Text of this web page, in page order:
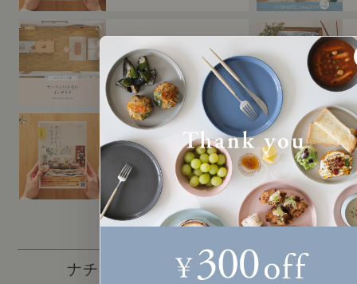
センスのいらないイン
テリア｜ベーススタイ
リング編
センスのいらないイン
テリア｜動画
ナチュラルヴィンテージを知る